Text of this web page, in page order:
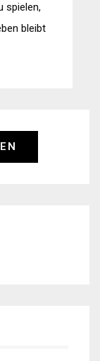
spielen,
bleibt